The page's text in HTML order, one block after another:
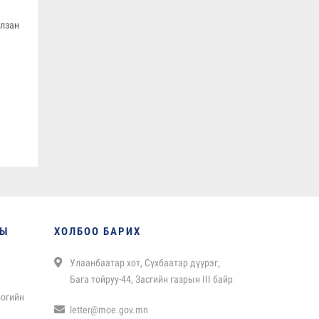
ХОЛБОО БАРИХ
Улаанбаатар хот, Сүхбаатар дүүрэг,
Бага тойруу-44, Засгийн газрын III байр
letter@moe.gov.mn